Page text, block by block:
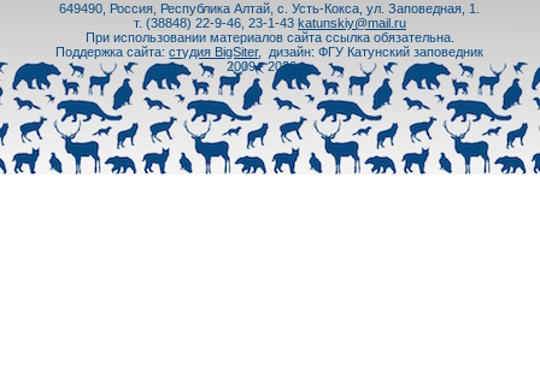
649490, Россия, Республика Алтай, с. Усть-Кокса, ул. Заповедная, 1.
т. (38848) 22-9-46, 23-1-43 katunskiy@mail.ru
При использовании материалов сайта ссылка обязательна.
Поддержка сайта:студия BigSiter,
дизайн: ФГУ Катунский заповедник
2009 - 2026 гг.